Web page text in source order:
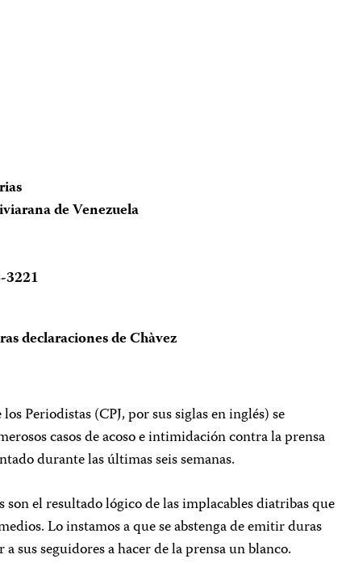
de Venezuela
3221
declaraciones de Chàvez
Periodistas (CPJ, por sus siglas en inglés) se
casos de acoso e intimidación contra la prensa
durante las últimas seis semanas.
son el resultado lógico de las implacables diatribas que
Lo instamos a que se abstenga de emitir duras
sus seguidores a hacer de la prensa un blanco.